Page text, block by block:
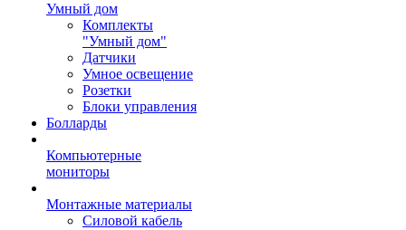
Умный дом
Комплекты
"Умный дом"
Датчики
Умное освещение
Розетки
Блоки управления
Болларды
Компьютерные
мониторы
Монтажные материалы
Силовой кабель